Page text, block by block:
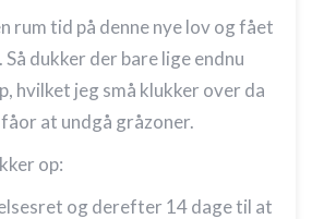
rum tid på denne nye lov og fået
dukker der bare lige endnu
hvilket jeg små klukker over da
at undgå gråzoner.
op:
og derefter 14 dage til at